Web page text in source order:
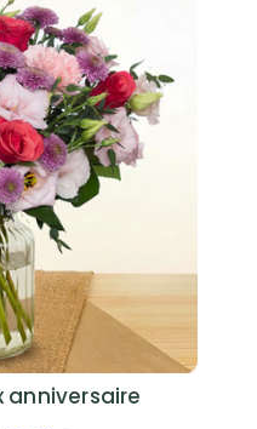
anniversaire